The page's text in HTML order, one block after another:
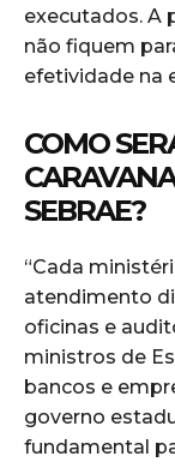
executados. A
não fiquem
efetividade na
COMO
SEBRAE?
“Cada
atendimento
oficinas e
ministros de
bancos e
governo
fundamental